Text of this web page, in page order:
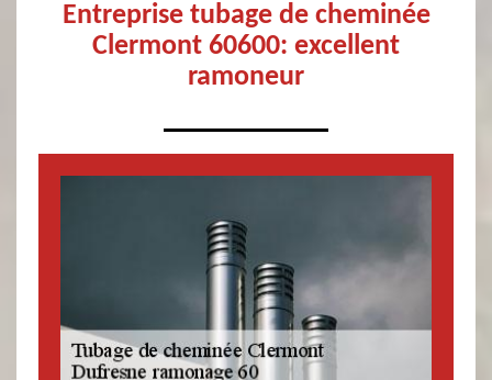
Entreprise tubage de cheminée
Clermont 60600: excellent
ramoneur